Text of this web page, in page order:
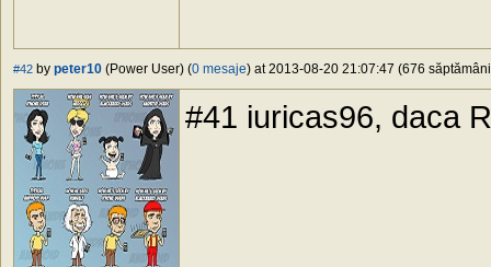
#42 by peter10 (Power User) (0 mesaje) at 2013-08-20 21:07:47 (676
#41 iuricas96, daca